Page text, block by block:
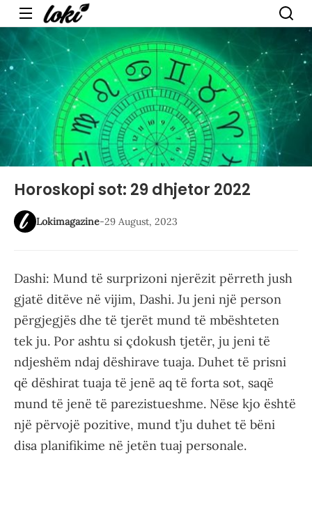
Menu
Horoskopi sot: 29 dhjetor 2022
Lokimagazine-29 August, 2023
Dashi: Mund të surprizoni njerëzit përreth jush
gjatë ditëve në vijim, Dashi. Ju jeni një person
përgjegjës dhe të tjerët mund të mbështeten
tek ju. Por ashtu si çdokush tjetër, ju jeni të
ndjeshëm ndaj dëshirave tuaja. Duhet të prisni
që dëshirat tuaja të jenë aq të forta sot, saqë
mund të jenë të parezistueshme. Nëse kjo është
një përvojë pozitive, mund t’ju duhet të bëni
disa planifikime në jetën tuaj personale.